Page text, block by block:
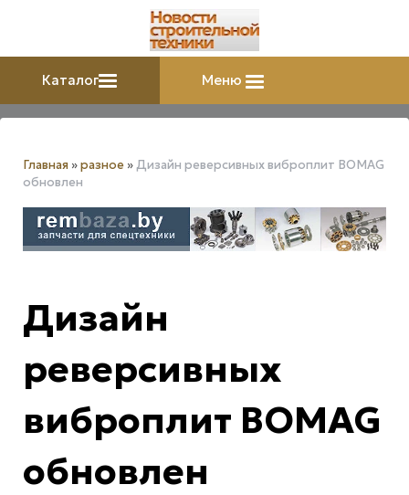
Каталог Меню
Главная »разное »Дизайн реверсивных виброплит BOMAG
обновлен
Дизайн
реверсивных
виброплит BOMAG
обновлен